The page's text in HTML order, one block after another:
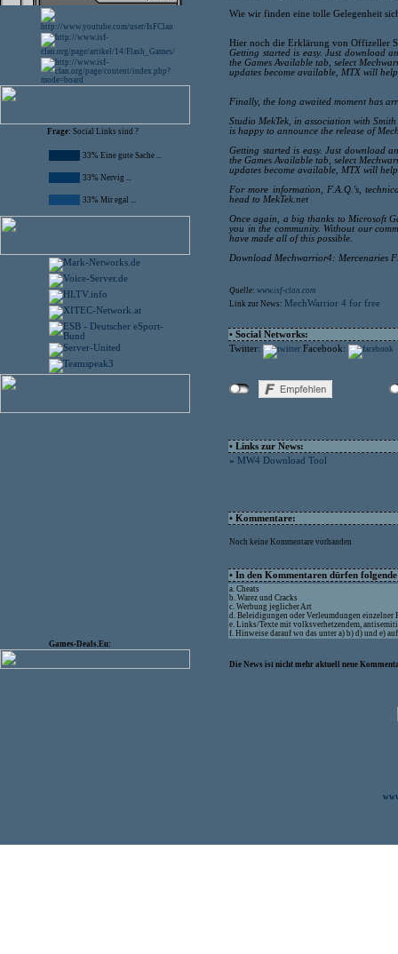
Frage: Social Links sind ?
33% Eine gute Sache ...
33% Nervig ...
33% Mir egal ...
Games-Deals.Eu:
Wie wir finden eine tolle Gelegenheit
Hier noch die Erklärung von Offizeller
Getting started is easy. Just download
the Games Available tab, select
updates become available, MTX will
Finally, the long awaited moment has
Studio MekTek, in association with
is happy to announce the release of
Getting started is easy. Just download
the Games Available tab, select
updates become available, MTX will
For more information, F.A.Q.'s,
head to MekTek.net
Once again, a big thanks to Microsoft
you in the community. Without our
have made all of this possible.
Download Mechwarrior4: Mercenaries
Quelle: www.isf-clan.com
Link zur News: MechWarrior 4 for free
• Social Networks:
Twitter:
Facebook:
• Links zur News:
» MW4 Download Tool
• Kommentare:
Noch keine Kommentare vorhanden
• In den Kommentaren dürfen
a. Cheats
b. Warez und Cracks
c. Werbung jeglicher Art
d. Beleidigungen oder Verleumdungen einzelner
e. Links/Texte mit volksverhetzendem,
f. Hinweise darauf wo das unter a) b) d) und e)
Die News ist nicht mehr aktuell neue